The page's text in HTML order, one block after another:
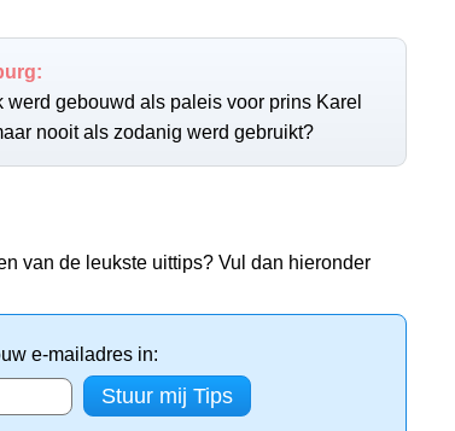
gebouwd als paleis voor prins Karel
nooit als zodanig werd gebruikt?
van de leukste uittips? Vul dan hieronder
e-mailadres in: